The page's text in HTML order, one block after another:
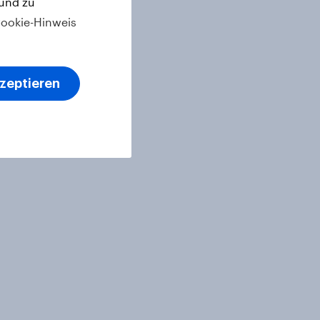
Hinweis